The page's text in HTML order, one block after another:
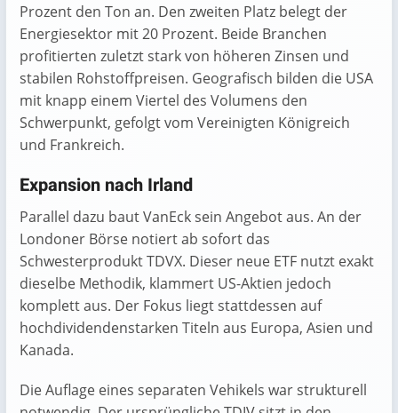
Prozent den Ton an. Den zweiten Platz belegt der
Energiesektor mit 20 Prozent. Beide Branchen
profitierten zuletzt stark von höheren Zinsen und
stabilen Rohstoffpreisen. Geografisch bilden die USA
mit knapp einem Viertel des Volumens den
Schwerpunkt, gefolgt vom Vereinigten Königreich
und Frankreich.
Expansion nach Irland
Parallel dazu baut VanEck sein Angebot aus. An der
Londoner Börse notiert ab sofort das
Schwesterprodukt TDVX. Dieser neue ETF nutzt exakt
dieselbe Methodik, klammert US-Aktien jedoch
komplett aus. Der Fokus liegt stattdessen auf
hochdividendenstarken Titeln aus Europa, Asien und
Kanada.
Die Auflage eines separaten Vehikels war strukturell